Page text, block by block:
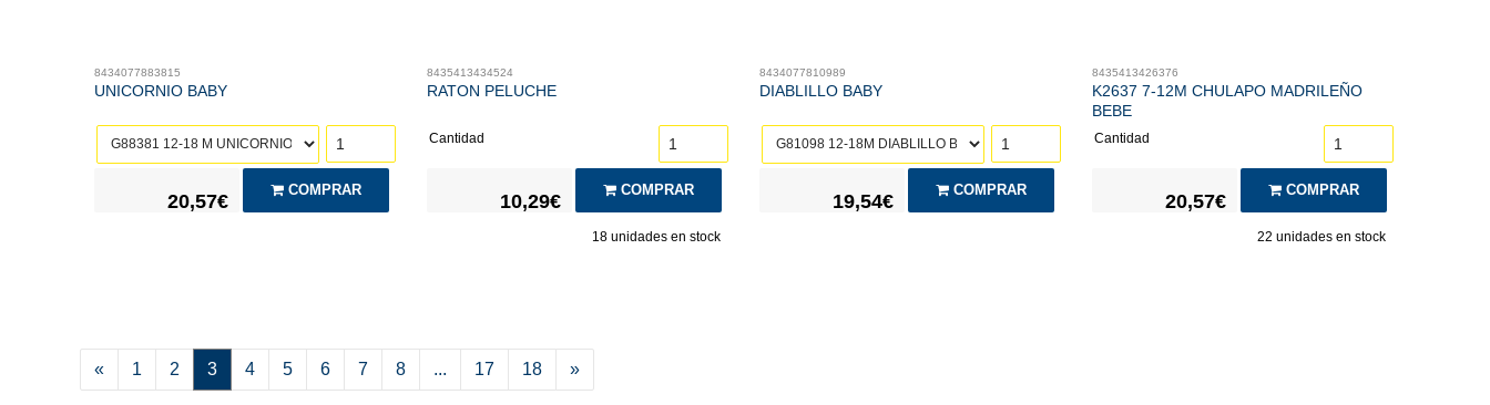
8434077883815
UNICORNIO BABY
20,57€
COMPRAR
8435413434524
RATON PELUCHE
Cantidad
10,29€
COMPRAR
18unidades en stock
8434077810989
DIABLILLO BABY
19,54€
COMPRAR
8435413426376
K2637 7-12M CHULAPO MADRILEÑO
BEBE
Cantidad
20,57€
COMPRAR
22 unidades en stock
« 1 2 3 4 5 6 7 8 ... 17 18 »